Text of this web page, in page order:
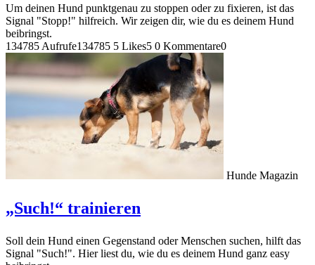
Um deinen Hund punktgenau zu stoppen oder zu fixieren, ist das
Signal "Stopp!" hilfreich. Wir zeigen dir, wie du es deinem Hund
beibringst.
134785 Aufrufe134785 5 Likes5 0 Kommentare0
Hunde Magazin
„Such!“ trainieren
Soll dein Hund einen Gegenstand oder Menschen suchen, hilft das
Signal "Such!". Hier liest du, wie du es deinem Hund ganz easy